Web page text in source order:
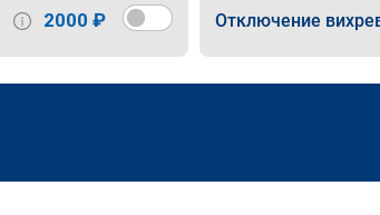
2000 ₽ Отключение